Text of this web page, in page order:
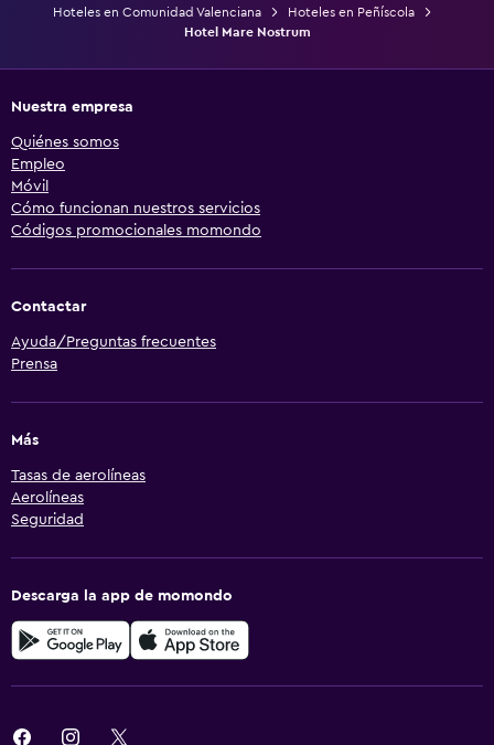
Hoteles en Comunidad Valenciana
Hoteles en Peñíscola
Hotel Mare Nostrum
Nuestra empresa
Quiénes somos
Empleo
Móvil
Cómo funcionan nuestros servicios
Códigos promocionales momondo
Contactar
Ayuda/Preguntas frecuentes
Prensa
Más
Tasas de aerolíneas
Aerolíneas
Seguridad
Descarga la app de momondo